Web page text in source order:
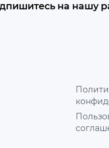
на нашу